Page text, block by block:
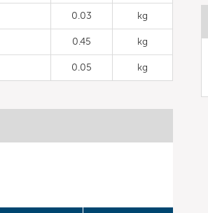
0.03 kg
0.45 kg
0.05 kg